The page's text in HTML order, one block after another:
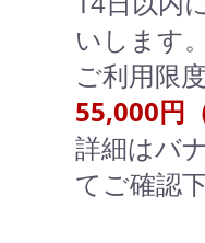
いします。
ご利用限
55,000円
詳細はバ
てご確認